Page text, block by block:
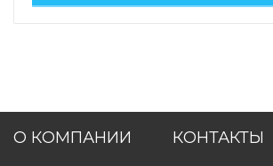
КОНТАКТЫ
О КОМПАНИИ